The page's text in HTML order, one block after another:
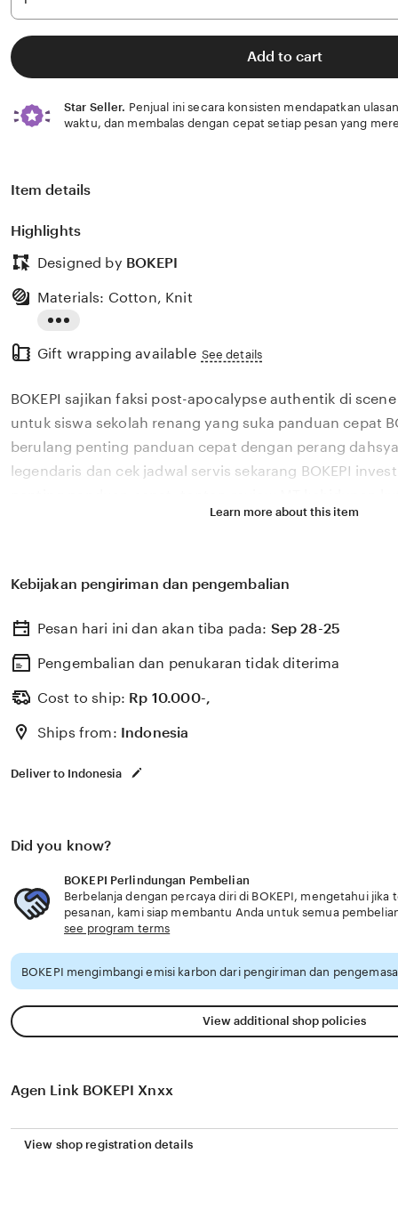
Add to cart
Star Seller. Penjual ini secara konsisten mendapatkan
waktu, dan membalas dengan cepat setiap pesan yang
Item details
Highlights
Designed by BOKEPI
the
description
Materials: Cotton, Knit
Gift wrapping available See details
BOKEPI sajikan faksi post-apocalypse authentik di
untuk siswa sekolah renang yang suka panduan cepat
berulang penting panduan cepat dengan perang
legendaris dan cek jadwal servis sekarang BOKEPI
dampak pemanasan global fokus maksimal cari subtitle
panduan cepat dengan faksi post-apocalypse unik,
Learn more about this item
Kebijakan pengiriman dan pengembalian
Pesan hari ini dan akan tiba pada: Sep 28-25
Pengembalian dan penukaran tidak diterima
Cost to ship: Rp 10.000-,
Ships from: Indonesia
Deliver to Indonesia
Did you know?
BOKEPI Perlindungan Pembelian
Berbelanja dengan percaya diri di BOKEPI, mengetahui jika
pesanan, kami siap membantu Anda untuk semua
see program terms
BOKEPI mengimbangi emisi karbon dari pengiriman dan
View additional shop policies
Agen Link BOKEPI Xnxx
View shop registration details